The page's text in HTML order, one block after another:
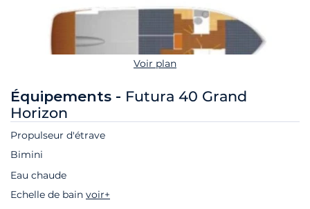
Voir plan
Équipements - Futura 40 Grand
Horizon
Propulseur d'étrave
Bimini
Eau chaude
Echelle de bain voir+